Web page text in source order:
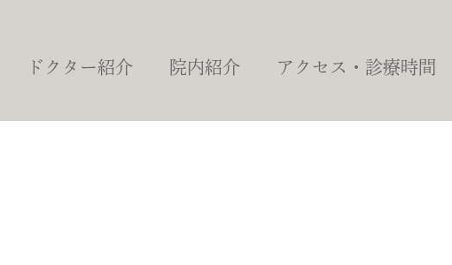
ドクター紹介 院内紹介 アクセス・診療時間